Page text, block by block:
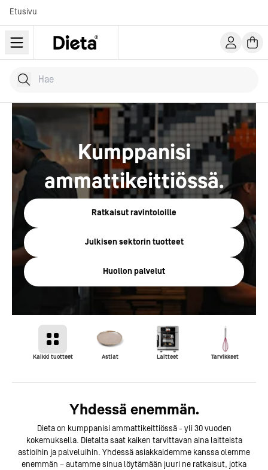
Etusivu
Hae tuotteita
Kirjoita hakusana...
Kumppanisi
ammattikeittiössä.
Ratkaisut ravintoloille
Julkisen sektorin tuotteet
Huollon palvelut
Kaikki tuotteet Astiat Laitteet Tarvikkeet
Yhdessä enemmän.
Dieta on kumppanisi ammattikeittiössä - yli 30 vuoden
kokemuksella. Dietalta saat kaiken tarvittavan aina laitteista
astioihin ja palveluihin. Yhdessä asiakkaidemme kanssa olemme
enemmän – autamme sinua löytämään juuri ne ratkaisut, jotka